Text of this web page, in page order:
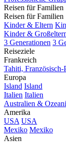
Reisen für Familien
Reisen für Familien
Kinder & Eltern
Kinder &
3 Generationen 3
Reiseziele
Frankreich
Tahiti, Französisch-
Europa
Island Island
Italien Italien
Australien &
Amerika
USA USA
Mexiko Mexiko
Asien